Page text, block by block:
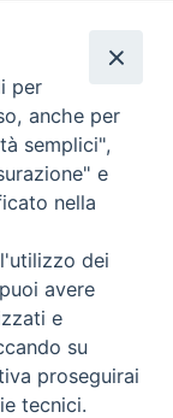
- 13:00
- 12:30
per
anche per
semplici",
e
nella
dei
avere
e
su
proseguirai
tecnici.